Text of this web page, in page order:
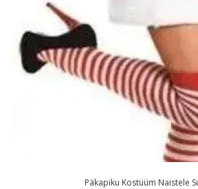
Päkapiku Kostüüm Naistele